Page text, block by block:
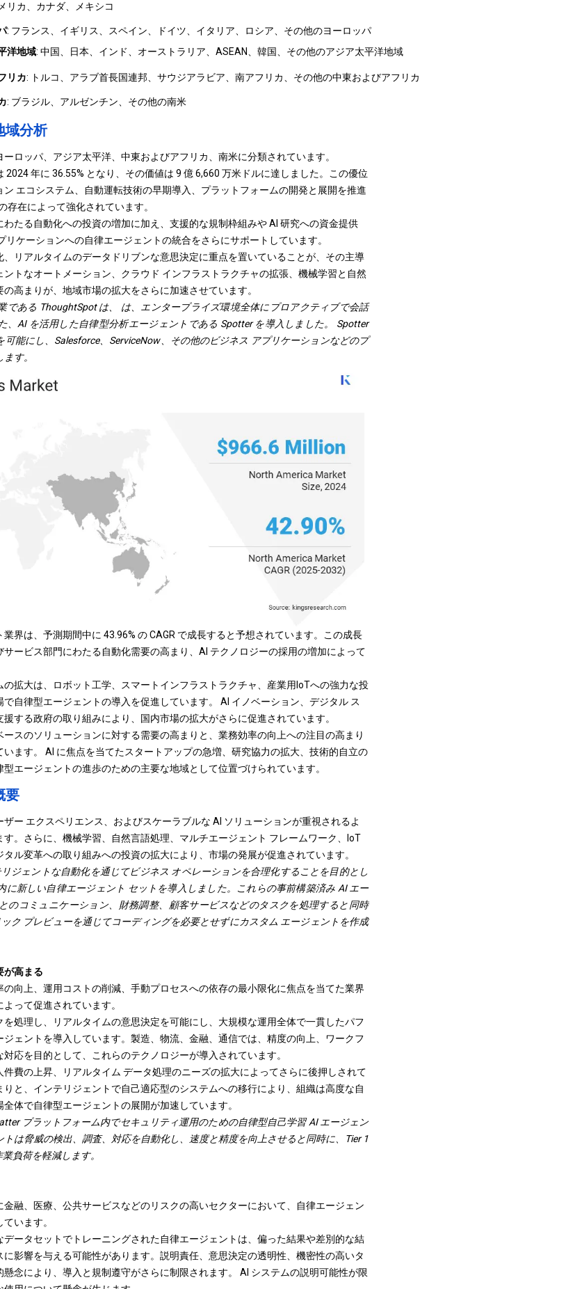
リカ、カナダ、メキシコ
: フランス、イギリス、スペイン、ドイツ、イタリア、ロシア、その他のヨーロッパ
洋地域: 中国、日本、インド、オーストラリア、ASEAN、韓国、その他のアジア太平洋地域
リカ: トルコ、アラブ首長国連邦、サウジアラビア、南アフリカ、その他の中東およびアフリカ
: ブラジル、アルゼンチン、その他の南米
域分析
ロッパ、アジア太平洋、中東およびアフリカ、南米に分類されています。
年に 36.55% となり、その価値は 9 億 6,660 万米ドルに達しました。この優位
エコシステム、自動運転技術の早期導入、プラットフォームの開発と展開を推進
存在によって強化されています。
たる自動化への投資の増加に加え、支援的な規制枠組みや AI 研究への資金提供
ケーションへの自律エージェントの統合をさらにサポートしています。
リアルタイムのデータドリブンな意思決定に重点を置いていることが、その主導
トなオートメーション、クラウド インフラストラクチャの拡張、機械学習と自然
高まりが、地域市場の拡大をさらに加速させています。
である ThoughtSpot は、
は、エンタープライズ環境全体にプロアクティブで会話
、AI を活用した自律型分析エージェントである Spotter を導入しました。 Spotter
能にし、Salesforce、ServiceNow、その他のビジネス アプリケーションなどのプ
す。
界は、予測期間中に 43.96% の CAGR で成長すると予想されています。この成長
ービス部門にわたる自動化需要の高まり、AI テクノロジーの採用の増加によって
拡大は、ロボット工学、スマートインフラストラクチャ、産業用IoTへの強力な投
自律型エージェントの導入を促進しています。 AI イノベーション、デジタル ス
する政府の取り組みにより、国内市場の拡大がさらに促進されています。
スのソリューションに対する需要の高まりと、業務効率の向上への注目の高まり
ます。 AI に焦点を当てたスタートアップの急増、研究協力の拡大、技術的自立の
エージェントの進歩のための主要な地域として位置づけられています。
要
ー エクスペリエンス、およびスケーラブルな AI ソリューションが重視されるよ
。さらに、機械学習、自然言語処理、マルチエージェント フレームワーク、IoT
ル変革への取り組みへの投資の拡大により、市場の発展が促進されています。
ジェントな自動化を通じてビジネス オペレーションを合理化することを目的とし
に新しい自律エージェント セットを導入しました。これらの事前構築済み AI エー
のコミュニケーション、財務調整、顧客サービスなどのタスクを処理すると同時
ク プレビューを通じてコーディングを必要とせずにカスタム エージェントを作成
が高まる
向上、運用コストの削減、手動プロセスへの依存の最小限化に焦点を当てた業界
って促進されています。
処理し、リアルタイムの意思決定を可能にし、大規模な運用全体で一貫したパフ
ェントを導入しています。製造、物流、金融、通信では、精度の向上、ワークフ
応を目的として、これらのテクノロジーが導入されています。
費の上昇、リアルタイム データ処理のニーズの拡大によってさらに後押しされて
と、インテリジェントで自己適応型のシステムへの移行により、組織は高度な自
体で自律型エージェントの展開が加速しています。
プラットフォーム内でセキュリティ運用のための自律型自己学習 AI エージェン
トは脅威の検出、調査、対応を自動化し、速度と精度を向上させると同時に、Tier 1
負荷を軽減します。
融、医療、公共サービスなどのリスクの高いセクターにおいて、自律エージェン
います。
ータセットでトレーニングされた自律エージェントは、偏った結果や差別的な結
影響を与える可能性があります。説明責任、意思決定の透明性、機密性の高いタ
念により、導入と規制遵守がさらに制限されます。 AI システムの説明可能性が限